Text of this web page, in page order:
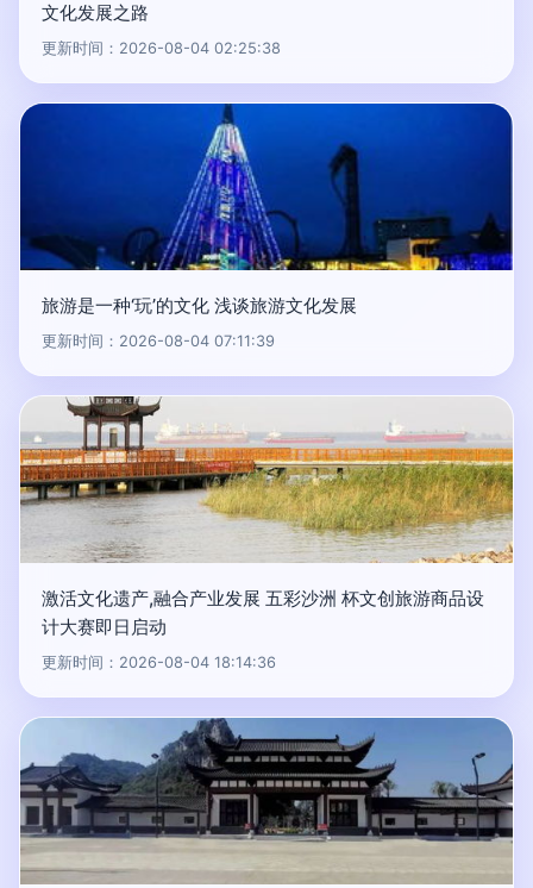
文化发展之路
更新时间：2026-08-04 02:25:38
旅游是一种‘玩’的文化 浅谈旅游文化发展
更新时间：2026-08-04 07:11:39
激活文化遗产,融合产业发展 五彩沙洲 杯文创旅游商品设
计大赛即日启动
更新时间：2026-08-04 18:14:36